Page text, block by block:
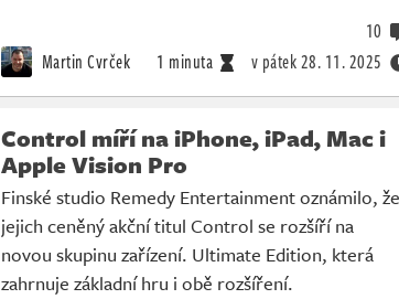
Martin Cvrček 1 minuta v pátek28. 11. 2025
10
Control míří na iPhone, iPad, Mac i
Apple Vision Pro
Finské studio Remedy Entertainment oznámilo, že
jejich ceněný akční titul Control se rozšíří na
novou skupinu zařízení. Ultimate Edition, která
zahrnuje základní hru i obě rozšíření.